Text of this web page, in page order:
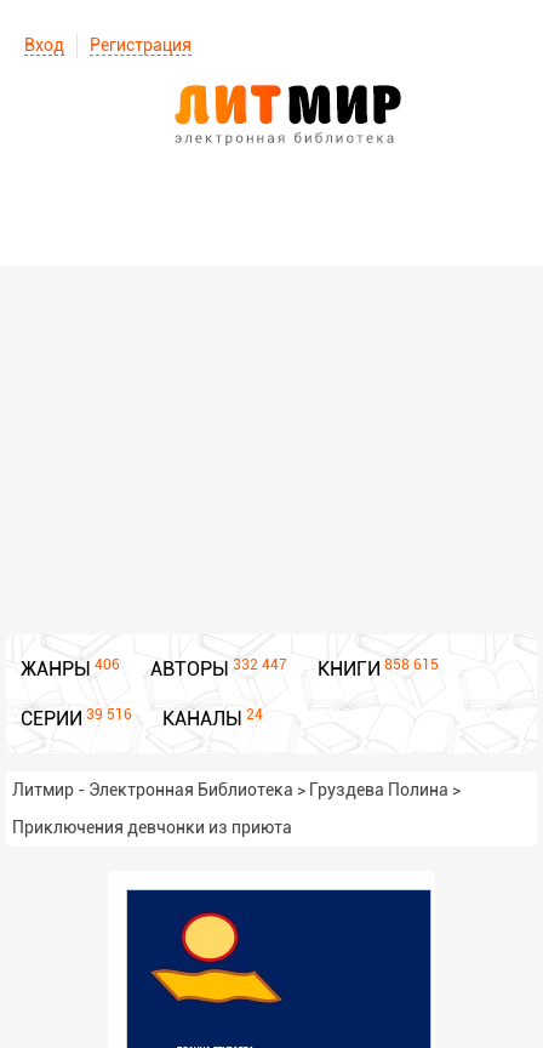
Вход Регистрация
ЖАНРЫ 406 АВТОРЫ 332 447 КНИГИ 858 615
СЕРИИ 39 516 КАНАЛЫ 24
Литмир - Электронная Библиотека > Груздева Полина >
Приключения девчонки из приюта